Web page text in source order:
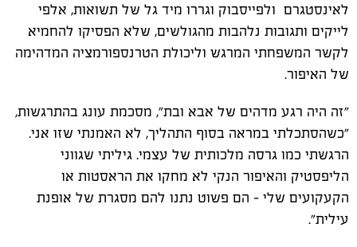
לאינסטגרם ולפייסבוק וגררו מיד גל של תשואות, אלפי
לייקים ותגובות נלהבות מהגולשים, שלא הפסיקו להחמיא
לקשר המשפחתי המרגש וליכולת הטרנספורמציה המדהימה
של האיפור.
"זה היה רגע מדהים של אבא ובת", מסכמת עונג בהתרגשות,
"כשהסתכלתי במראה בסוף התהליך, לא האמנתי שזו אני.
הרגשתי כמו גרסה מלכותית של עצמי. גיליתי שגווני
הליפסטיק והאיפור הנקי לא מחקו את הראסטות או
הקעקועים שלי – הם פשוט נתנו להם מסגרת של אופנת
עילית".